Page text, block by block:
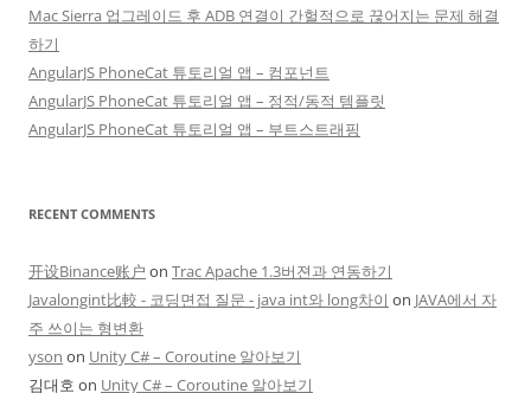
Mac Sierra 업그레이드 후 ADB 연결이 간헐적으로 끊어지는 문제 해결
하기
AngularJS PhoneCat 튜토리얼 앱 – 컴포넌트
AngularJS PhoneCat 튜토리얼 앱 – 정적/동적 템플릿
AngularJS PhoneCat 튜토리얼 앱 – 부트스트래핑
RECENT COMMENTS
开设Binance账户 on Trac Apache 1.3버젼과 연동하기
Javalongint比較 - 코딩면접 질문 - java int와 long차이 on JAVA에서 자
주 쓰이는 형변환
yson on Unity C# – Coroutine 알아보기
김대호 on Unity C# – Coroutine 알아보기